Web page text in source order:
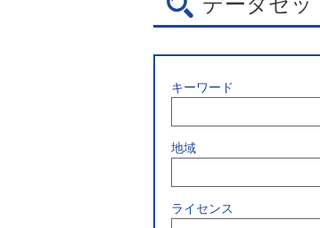
キーワード
地域
ライセンス